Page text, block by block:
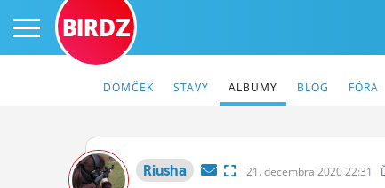
PRIHLÁS SA
BIRDZ
DOMČEK STAVY ALBUMY BLOG FÓRA
Riusha 21. decembra 2020 22:31